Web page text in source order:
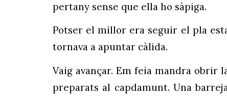
pertany sense que ella ho sàpiga.
Potser el millor era seguir el pla
tornava a apuntar càlida.
Vaig avançar. Em feia mandra obrir
preparats al capdamunt. Una